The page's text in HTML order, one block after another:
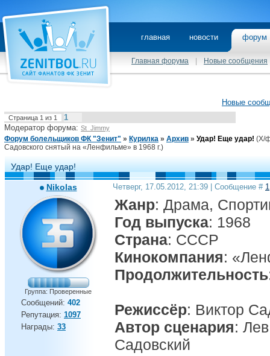
главная новости
Главная форума Новые сообщения
Новые
Страница 1 из 1
1
Модератор форума: St_Jimmy
Форум болельщиков ФК "Зенит" » Курилка » Архив » Удар! Еще удар! (Х/
Садовского снятый на «Ленфильме» в 1968 г.)
Удар! Еще удар!
Nikolas
Группа: Проверенные
Сообщений: 402
Репутация: 1097
Награды: 33
Четверг, 17.05.2012, 21:39 | Сообщение # 1
Жанр: Драма,
Год выпуска: 1968
Страна: СССР
Кинокомпания:
Продолжительность
Режиссёр: Виктор
Автор сценария:
Садовский